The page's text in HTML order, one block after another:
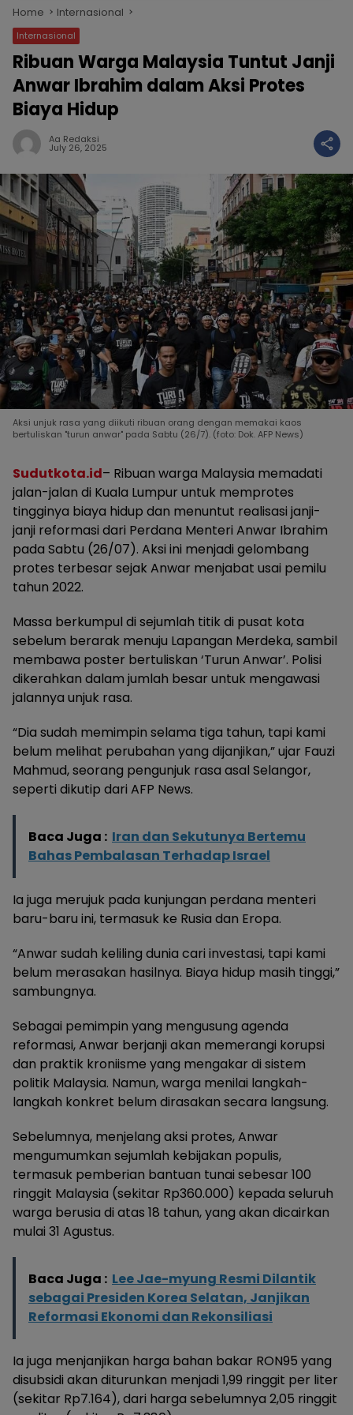
Home Internasional
Internasional
Ribuan Warga Malaysia Tuntut Janji
Anwar Ibrahim dalam Aksi Protes
Biaya Hidup
Aa Redaksi
July 26, 2025
Aksi unjuk rasa yang diikuti ribuan orang dengan memakai kaos
bertuliskan "turun anwar" pada Sabtu (26/7). (foto: Dok. AFP News)
Sudutkota.id– Ribuan warga Malaysia memadati
jalan-jalan di Kuala Lumpur untuk memprotes
tingginya biaya hidup dan menuntut realisasi janji-
janji reformasi dari Perdana Menteri Anwar Ibrahim
pada Sabtu (26/07). Aksi ini menjadi gelombang
protes terbesar sejak Anwar menjabat usai pemilu
tahun 2022.
Massa berkumpul di sejumlah titik di pusat kota
sebelum berarak menuju Lapangan Merdeka, sambil
membawa poster bertuliskan ‘Turun Anwar’. Polisi
dikerahkan dalam jumlah besar untuk mengawasi
jalannya unjuk rasa.
“Dia sudah memimpin selama tiga tahun, tapi kami
belum melihat perubahan yang dijanjikan,” ujar Fauzi
Mahmud, seorang pengunjuk rasa asal Selangor,
seperti dikutip dari AFP News.
Baca Juga : Iran dan Sekutunya Bertemu
Bahas Pembalasan Terhadap Israel
Ia juga merujuk pada kunjungan perdana menteri
baru-baru ini, termasuk ke Rusia dan Eropa.
“Anwar sudah keliling dunia cari investasi, tapi kami
belum merasakan hasilnya. Biaya hidup masih tinggi,”
sambungnya.
Sebagai pemimpin yang mengusung agenda
reformasi, Anwar berjanji akan memerangi korupsi
dan praktik kroniisme yang mengakar di sistem
politik Malaysia. Namun, warga menilai langkah-
langkah konkret belum dirasakan secara langsung.
Sebelumnya, menjelang aksi protes, Anwar
mengumumkan sejumlah kebijakan populis,
termasuk pemberian bantuan tunai sebesar 100
ringgit Malaysia (sekitar Rp360.000) kepada seluruh
warga berusia di atas 18 tahun, yang akan dicairkan
mulai 31 Agustus.
Baca Juga : Lee Jae-myung Resmi Dilantik
sebagai Presiden Korea Selatan, Janjikan
Reformasi Ekonomi dan Rekonsiliasi
Ia juga menjanjikan harga bahan bakar RON95 yang
disubsidi akan diturunkan menjadi 1,99 ringgit per liter
(sekitar Rp7.164), dari harga sebelumnya 2,05 ringgit